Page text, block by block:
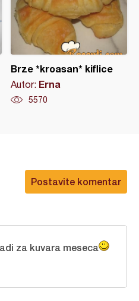
Brze *kroasan* kiflice
Autor: Erna
5570
Postavite komentar
za kuvara meseca